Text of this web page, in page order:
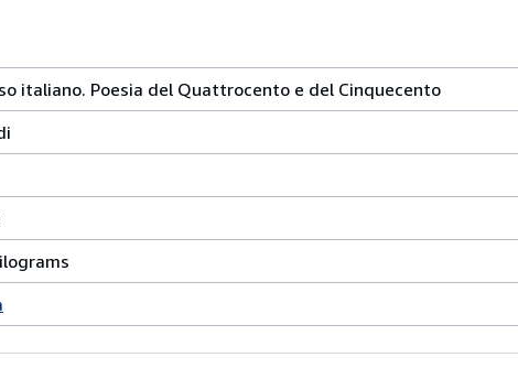
italiano. Poesia del Quattrocento e del Cinquecento